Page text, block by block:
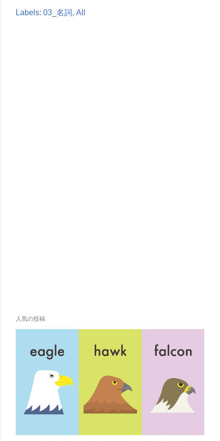
Labels: 03_名詞 All
人気の投稿